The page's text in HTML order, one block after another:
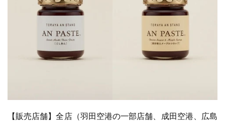
【販売店舗】全店（羽田空港の一部店舗、成田空港、広島